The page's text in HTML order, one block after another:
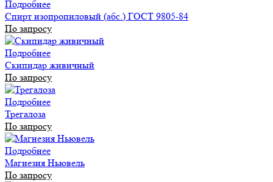
Подробнее
Спирт изопропиловый (абс.) ГОСТ 9805-84
По запросу
Подробнее
Скипидар живичный
По запросу
Подробнее
Трегалоза
По запросу
Подробнее
Магнезия Ньювель
По запросу